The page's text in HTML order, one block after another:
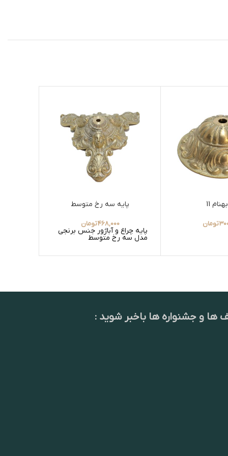
11
تومان
پایه سه رخ متوسط
468,000تومان
پایه چراغ و آباژور جنس برنجی
مدل سه رخ متوسط
ها و جشنواره ها باخبر شوید :